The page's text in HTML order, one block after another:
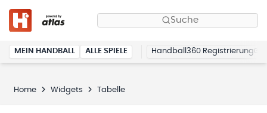
Suche
MEIN HANDBALL ALLE SPIELE Handball360 Registrierung
Home Widgets Tabelle